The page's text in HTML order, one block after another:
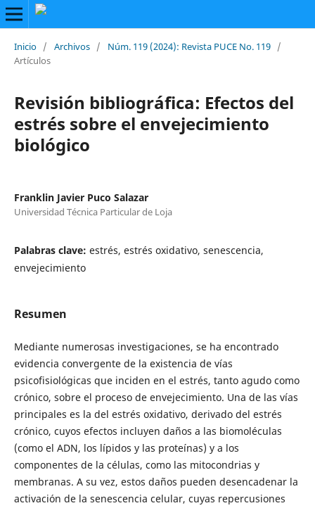
Inicio / Archivos / Núm. 119 (2024): Revista PUCE No. 119 /
Artículos
Revisión bibliográfica: Efectos del
estrés sobre el envejecimiento
biológico
Franklin Javier Puco Salazar
Universidad Técnica Particular de Loja
Palabras clave: estrés, estrés oxidativo, senescencia,
envejecimiento
Resumen
Mediante numerosas investigaciones, se ha encontrado
evidencia convergente de la existencia de vías
psicofisiológicas que inciden en el estrés, tanto agudo como
crónico, sobre el proceso de envejecimiento. Una de las vías
principales es la del estrés oxidativo, derivado del estrés
crónico, cuyos efectos incluyen daños a las biomoléculas
(como el ADN, los lípidos y las proteínas) y a los
componentes de la células, como las mitocondrias y
membranas. A su vez, estos daños pueden desencadenar la
activación de la senescencia celular, cuyas repercusiones